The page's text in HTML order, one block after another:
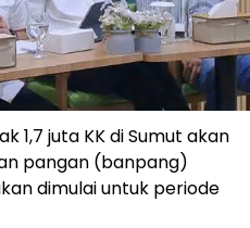
1,7 juta KK di Sumut akan
pangan (banpang)
dimulai untuk periode